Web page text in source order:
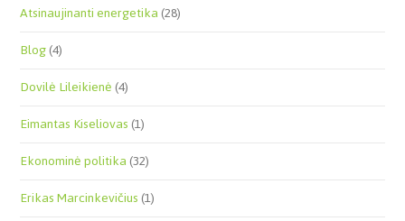
Atsinaujinanti energetika(28)
Blog(4)
Dovilė Lileikienė(4)
Eimantas Kiseliovas(1)
Ekonominė politika(32)
Erikas Marcinkevičius(1)